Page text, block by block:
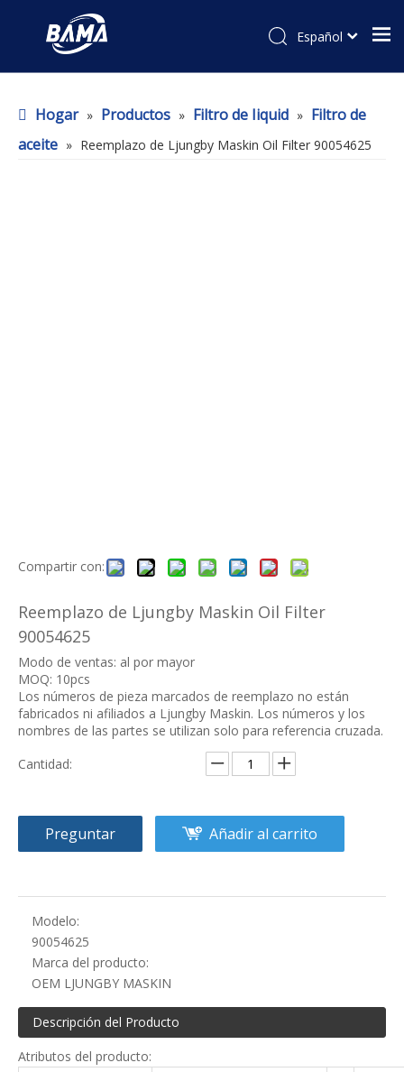
Español
Hogar » Productos » Filtro de Iiquid » Filtro de
aceite » Reemplazo de Ljungby Maskin Oil Filter 90054625
Compartir con:
Reemplazo de Ljungby Maskin Oil Filter
90054625
Modo de ventas: al por mayor
MOQ: 10pcs
Los números de pieza marcados de reemplazo no están
fabricados ni afiliados a Ljungby Maskin. Los números y los
nombres de las partes se utilizan solo para referencia cruzada.
Cantidad:
Preguntar Añadir al carrito
Modelo:
90054625
Marca del producto:
OEM LJUNGBY MASKIN
Descripción del Producto
Atributos del producto: